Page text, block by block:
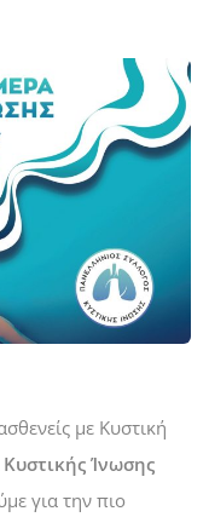
με Κυστική
Ίνωσης
για την πιο